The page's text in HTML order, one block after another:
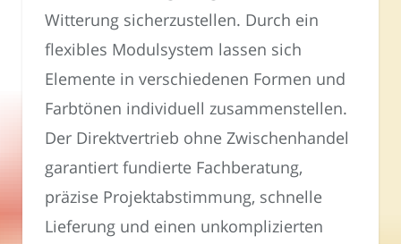
Witterung sicherzustellen. Durch ein
flexibles Modulsystem lassen sich
Elemente in verschiedenen Formen und
Farbtönen individuell zusammenstellen.
Der Direktvertrieb ohne Zwischenhandel
garantiert fundierte Fachberatung,
präzise Projektabstimmung, schnelle
Lieferung und einen unkomplizierten